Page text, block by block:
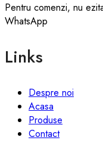
Pentru comenzi, nu
WhatsApp
Links
Despre noi
Acasa
Produse
Contact